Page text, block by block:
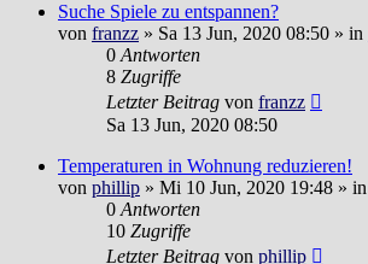
Suche Spiele zu entspannen?
von franzz » Sa 13 Jun, 2020 08:50 » in
0 Antworten
8 Zugriffe
Letzter Beitrag von franzz
Sa 13 Jun, 2020 08:50
Temperaturen in Wohnung reduzieren!
von phillip » Mi 10 Jun, 2020 19:48 » in
0 Antworten
10 Zugriffe
Letzter Beitrag von phillip